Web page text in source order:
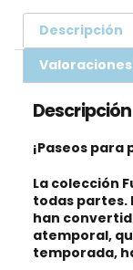
Descripción
Descripción
¡Paseos
La colección
todas partes.
han
atemporal,
temporada,